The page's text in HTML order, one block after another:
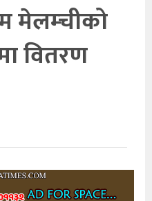
मेलम्चीको
वितरण